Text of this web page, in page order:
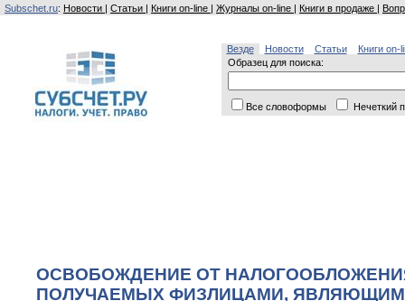
Subschet.ru: Новости | Статьи | Книги on-line | Журналы on-line | Книги в продаже |
Везде Новости Статьи
Книги on-
Образец для поиска:
Все словоформы Нечеткий
ОСВОБОЖДЕНИЕ ОТ
ПОЛУЧАЕМЫХ ФИЗЛИЦАМИ,